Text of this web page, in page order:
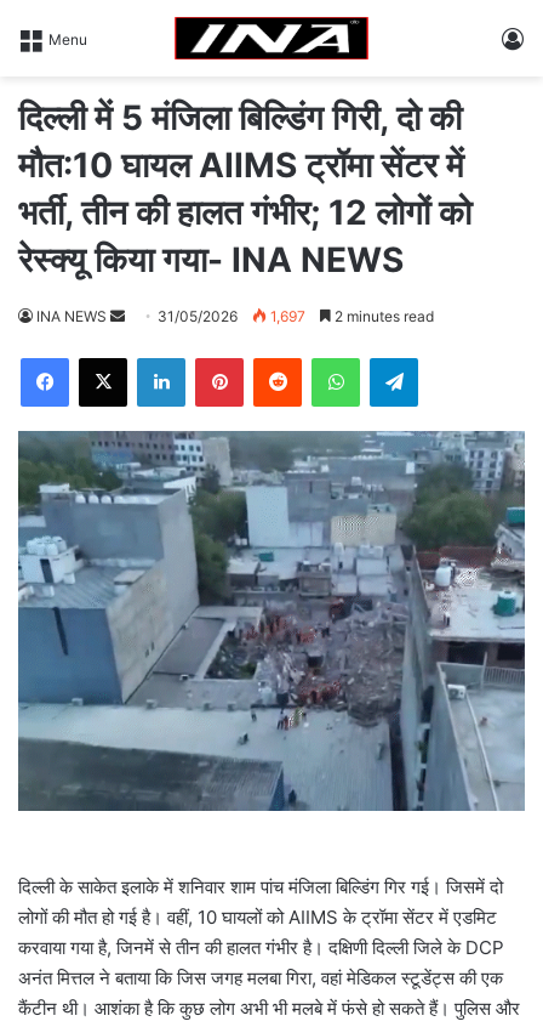
Menu
दिल्ली में 5 मंजिला बिल्डिंग गिरी, दो की
मौत:10 घायल AIIMS ट्रॉमा सेंटर में
भर्ती, तीन की हालत गंभीर; 12 लोगों को
रेस्क्यू किया गया- INA NEWS
INA NEWS
d
a
n
e
i
31/05/2026 1,697 2 minutes read
दिल्ली के साकेत इलाके में शनिवार शाम पांच मंजिला बिल्डिंग गिर गई। जिसमें दो
लोगों की मौत हो गई है। वहीं, 10 घायलों को AIIMS के ट्रॉमा सेंटर में एडमिट
करवाया गया है, जिनमें से तीन की हालत गंभीर है। दक्षिणी दिल्ली जिले के DCP
अनंत मित्तल ने बताया कि जिस जगह मलबा गिरा, वहां मेडिकल स्टूडेंट्स की एक
कैंटीन थी। आशंका है कि कुछ लोग अभी भी मलबे में फंसे हो सकते हैं। पुलिस और